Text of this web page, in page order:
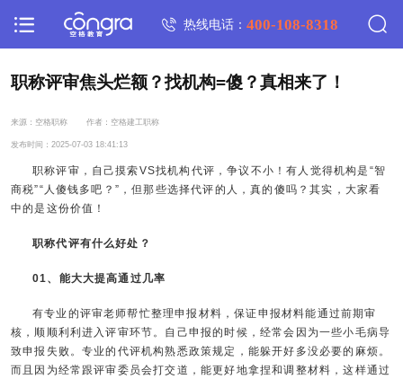
热线电话：400-108-8318
职称评审焦头烂额？找机构=傻？真相来了！
来源：空格职称 作者：空格建工职称
发布时间：2025-07-03 18:41:13
职称评审，自己摸索VS找机构代评，争议不小！有人觉得机构是“智
商税”“人傻钱多吧？”，但那些选择代评的人，真的傻吗？其实，大家看
中的是这份价值！
职称代评有什么好处？
01、能大大提高通过几率
有专业的评审老师帮忙整理申报材料，保证申报材料能通过前期审
核，顺顺利利进入评审环节。自己申报的时候，经常会因为一些小毛病导
致申报失败。专业的代评机构熟悉政策规定，能躲开好多没必要的麻烦。
而且因为经常跟评审委员会打交道，能更好地拿捏和调整材料，这样通过